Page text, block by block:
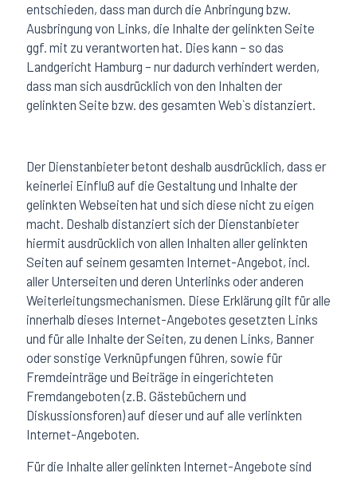
entschieden, dass man durch die Anbringung bzw.
Ausbringung von Links, die Inhalte der gelinkten Seite
ggf. mit zu verantworten hat. Dies kann – so das
Landgericht Hamburg – nur dadurch verhindert werden,
dass man sich ausdrücklich von den Inhalten der
gelinkten Seite bzw. des gesamten Web`s distanziert.
Der Dienstanbieter betont deshalb ausdrücklich, dass er
keinerlei Einfluß auf die Gestaltung und Inhalte der
gelinkten Webseiten hat und sich diese nicht zu eigen
macht. Deshalb distanziert sich der Dienstanbieter
hiermit ausdrücklich von allen Inhalten aller gelinkten
Seiten auf seinem gesamten Internet-Angebot, incl.
aller Unterseiten und deren Unterlinks oder anderen
Weiterleitungsmechanismen. Diese Erklärung gilt für alle
innerhalb dieses Internet-Angebotes gesetzten Links
und für alle Inhalte der Seiten, zu denen Links, Banner
oder sonstige Verknüpfungen führen, sowie für
Fremdeinträge und Beiträge in eingerichteten
Fremdangeboten (z.B. Gästebüchern und
Diskussionsforen) auf dieser und auf alle verlinkten
Internet-Angeboten.
Für die Inhalte aller gelinkten Internet-Angebote sind